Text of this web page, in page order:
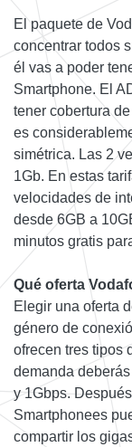
El paquete de
concentrar todos
él vas a poder
Smartphone. El
tener cobertura
es
simétrica. Las 2
1Gb. En estas
velocidades de
desde 6GB a
minutos gratis
Qué oferta
Elegir una oferta
género de
ofrecen tres tipos
demanda
y 1Gbps.
Smartphonees
compartir los